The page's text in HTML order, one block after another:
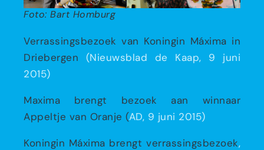
Foto: Bart Homburg
Verrassingsbezoek van Koningin Máxima in
Driebergen (Nieuwsblad de Kaap, 9 juni
2015)
Maxima brengt bezoek aan winnaar
Appeltje van Oranje (AD, 9 juni 2015)
Koningin Máxima brengt verrassingsbezoek,